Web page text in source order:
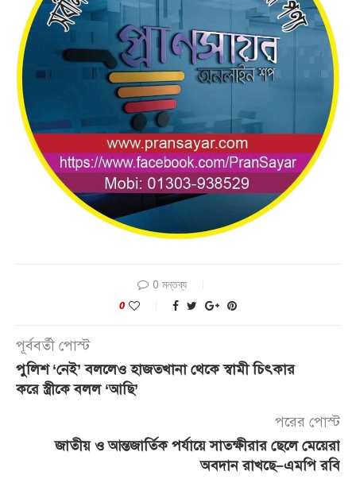
0 মন্তব্য
0
পূর্ববর্তী পোস্ট
পুলিশ ‘নেই’ বললেও হাজতখানা থেকে স্বামী চিৎকার
করে স্ত্রীকে বলল ‘আছি’
পরের পোস্ট
জাতীয় ও আন্তজার্তিক পর্যায়ে সাতক্ষীরার ছেলে মেয়েরা
অবদান রাখছে–এমপি রবি